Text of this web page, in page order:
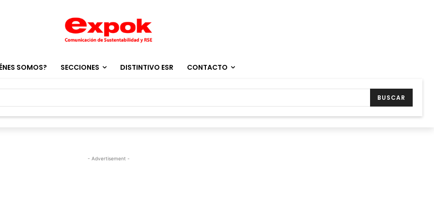
SOMOS? SECCIONES DISTINTIVO ESR CONTACTO
BUSCAR
- Advertisement -